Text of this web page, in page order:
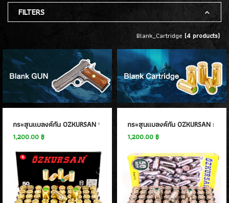
ปืนสั้นอัดแก็ส / GAS
ปืนยาว RIFLE GUN
ปืนยาวอัดแก๊ส GAS RIFLES(128)
ปืนยาวไฟฟ้า AEG RIFLES(309)
ปืนยาวสปริง SPRING AIRSOFT RIFLES
ปืนแบล๊งค์กัน BLANK GUN(276)
BLANK CARTRIDGE(10)
FILTERS
Blank_Cartridge (4 products)
กระสุนแบลงค์กัน OZKURSAN 9 mm P.A.K ลูกแบลงค์
1,200.00 ฿
กระสุนแบลงค์กัน OZKURSAN กล่อ
1,200.00 ฿